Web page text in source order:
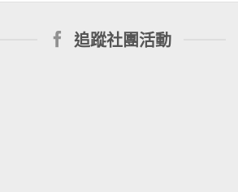
追蹤社團活動